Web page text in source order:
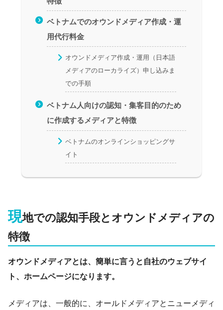
ベトナムでのオウンドメディア作成・運
用代行料金
オウンドメディア作成・運用（日本語
メディアのローカライズ）申し込みま
での手順
ベトナム人向けの認知・集客目的のため
に作成するメディアと特徴
ベトナムのオンラインショッピングサ
イト
現地での認知手段とオウンドメディアの
特徴
オウンドメディアとは、簡単に言うと自社のウェブサイ
ト、ホームページになります。
メディアは、一般的に、オールドメディアとニューメディ